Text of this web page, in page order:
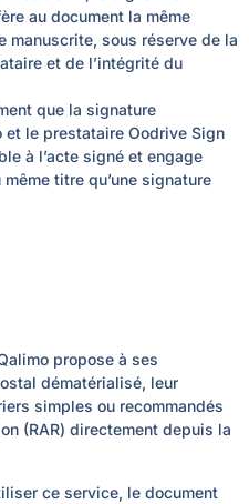
au document la même
manuscrite, sous réserve de la
et de l’intégrité du
que la signature
le prestataire Oodrive Sign
à l’acte signé et engage
titre qu’une signature
propose à ses
dématérialisé, leur
simples ou recommandés
(RAR) directement depuis la
ce service, le document